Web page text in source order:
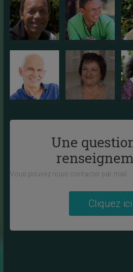
Une
Vous pouvez nous contacter par mail :
Cliquez ici